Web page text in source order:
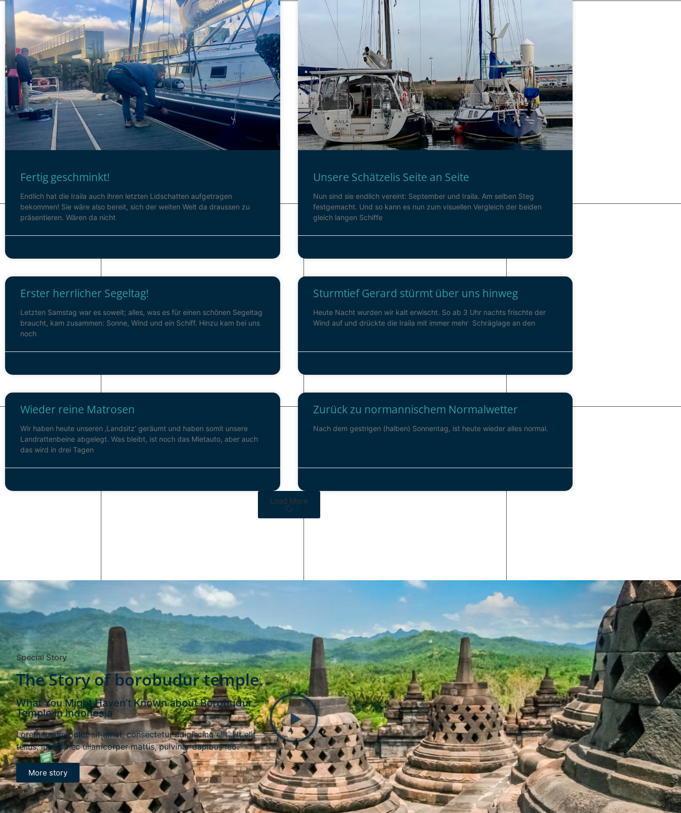
Fertig geschminkt!
Endlich hat die Iraila auch ihren letzten Lidschatten aufgetragen
bekommen! Sie wäre also bereit, sich der weiten Welt da draussen zu
präsentieren. Wären da nicht
Unsere Schätzelis Seite an Seite
Nun sind sie endlich vereint: September und Iraila. Am selben Steg
festgemacht. Und so kann es nun zum visuellen Vergleich der beiden
gleich langen Schiffe
Erster herrlicher Segeltag!
Letzten Samstag war es soweit; alles, was es für einen schönen Segeltag
braucht, kam zusammen: Sonne, Wind und ein Schiff. Hinzu kam bei uns
noch
Sturmtief Gerard stürmt über uns hinweg
Heute Nacht wurden wir kalt erwischt. So ab 3 Uhr nachts frischte der
Wind auf und drückte die Iraila mit immer mehr Schräglage an den
Wieder reine Matrosen
Wir haben heute unseren ‚Landsitz‘ geräumt und haben somit unsere
Landrattenbeine abgelegt. Was bleibt, ist noch das Mietauto, aber auch
das wird in drei Tagen
Zurück zu normannischem Normalwetter
Nach dem gestrigen (halben) Sonnentag, ist heute wieder alles normal.
Load More
Special Story
The Story of borobudur temple.
What You Might Haven’t Known about Borobudur
Temple in Indonesia
Lorem ipsum dolor sit amet, consectetur adipiscing elit. Ut elit
tellus, luctus nec ullamcorper mattis, pulvinar dapibus leo.
More story